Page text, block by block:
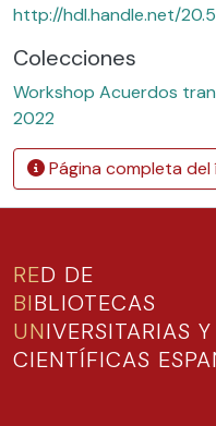
http://hdl.handle.net/
Colecciones
Workshop Acuerdos
2022
Página completa del
RED DE
BIBLIOTECAS
UNIVERSITARIAS Y
CIENTÍFICAS